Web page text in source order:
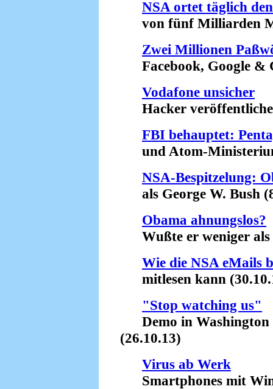
NSA ortet täglich
von fünf Milliarden
Zwei Millionen
Facebook, Google &
Vodafone unsicher
Hacker
FBI behauptet:
und Atom-
NSA-Bespitzelung:
als George W. Bush
Obama ahnungslos?
Wußte er weniger als
Wie die NSA eMails
mitlesen kann
"Stop watching us"
Demo in Washington
(26.10.13)
Virus ab Werk
Smartphones mit